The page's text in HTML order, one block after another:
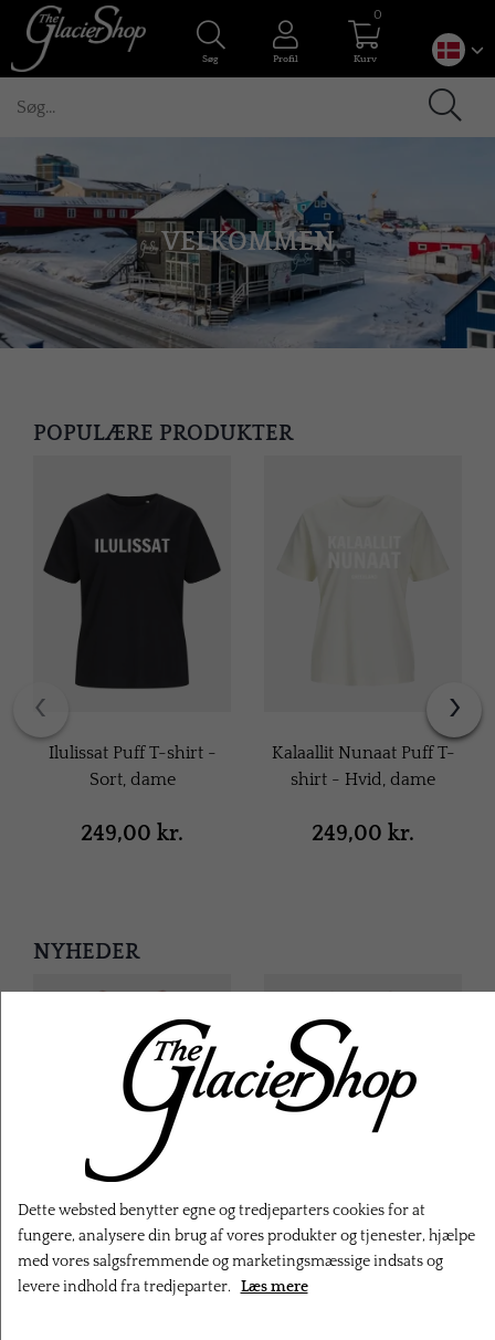
Søg Profil Kurv
0
VELKOMMEN
POPULÆRE PRODUKTER
Ilulissat Puff T-shirt -
Sort, dame
249,00 kr.
Kalaallit Nunaat Puff T-
shirt - Hvid, dame
249,00 kr.
‹ ›
NYHEDER
Minymo Sæl T-shirt -
Minymo Snehare T-shirt
‹ ›
Dette websted benytter egne og tredjeparters cookies for at
fungere, analysere din brug af vores produkter og tjenester, hjælpe
med vores salgsfremmende og marketingsmæssige indsats og
levere indhold fra tredjeparter. Læs mere